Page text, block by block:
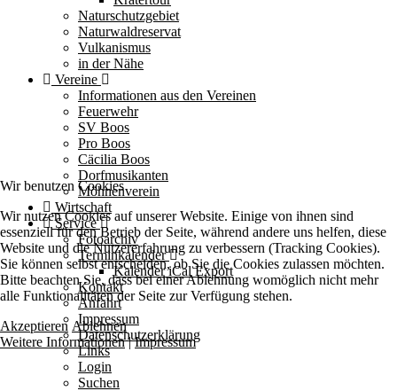
Naturschutzgebiet
Naturwaldreservat
Vulkanismus
in der Nähe
Vereine
Informationen aus den Vereinen
Feuerwehr
SV Boos
Pro Boos
Cäcilia Boos
Dorfmusikanten
Möhnenverein
Wirtschaft
Service
Fotoarchiv
Terminkalender
Kalender iCal Export
Kontakt
Anfahrt
Impressum
Datenschutzerklärung
Links
Login
Suchen
Wir benutzen Cookies
Wir nutzen Cookies auf unserer Website. Einige von ihnen sind
essenziell für den Betrieb der Seite, während andere uns helfen, diese
Website und die Nutzererfahrung zu verbessern (Tracking Cookies).
Sie können selbst entscheiden, ob Sie die Cookies zulassen möchten.
Bitte beachten Sie, dass bei einer Ablehnung womöglich nicht mehr
alle Funktionalitäten der Seite zur Verfügung stehen.
Akzeptieren Ablehnen
Weitere Informationen|Impressum